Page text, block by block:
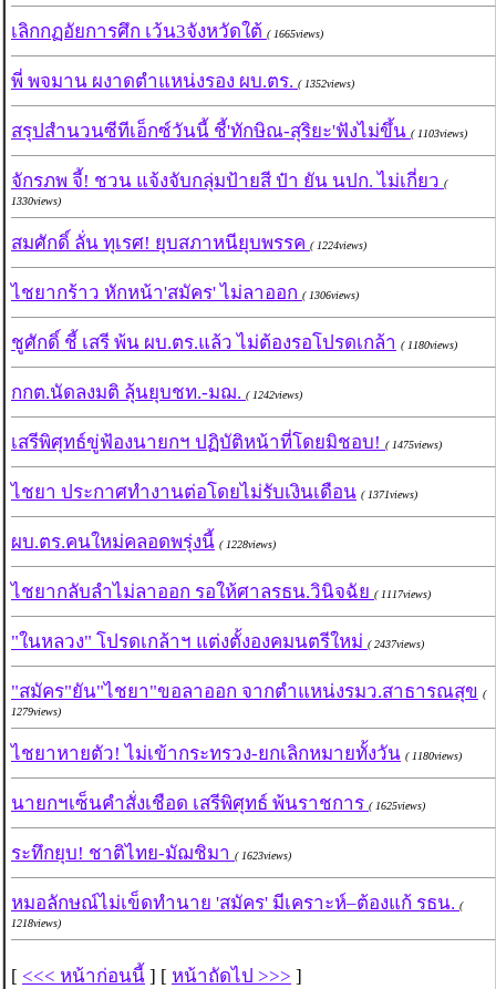
เลิกกฏอัยการศึก เว้น3จังหวัดใต้ ( 1665views)
พี่ พจมาน ผงาดตำแหน่งรอง ผบ.ตร. ( 1352views)
สรุปสำนวนซีทีเอ็กซ์วันนี้ ชี้'ทักษิณ-สุริยะ'ฟังไม่ขึ้น ( 1103views)
จักรภพ จี้! ชวน แจ้งจับกลุ่มป้ายสี ป๋า ยัน นปก. ไม่เกี่ยว (
1330views)
สมศักดิ์ ลั่น ทุเรศ! ยุบสภาหนียุบพรรค ( 1224views)
ไชยากร้าว หักหน้า'สมัคร' ไม่ลาออก ( 1306views)
ชูศักดิ์ ชี้ เสรี พ้น ผบ.ตร.แล้ว ไม่ต้องรอโปรดเกล้า ( 1180views)
กกต.นัดลงมติ ลุ้นยุบชท.-มฌ. ( 1242views)
เสรีพิศุทธ์ขู่ฟ้องนายกฯ ปฏิบัติหน้าที่โดยมิชอบ! ( 1475views)
ไชยา ประกาศทำงานต่อโดยไม่รับเงินเดือน ( 1371views)
ผบ.ตร.คนใหม่คลอดพรุ่งนี้ ( 1228views)
ไชยากลับลำไม่ลาออก รอให้ศาลรธน.วินิจฉัย ( 1117views)
"ในหลวง" โปรดเกล้าฯ แต่งตั้งองคมนตรีใหม่ ( 2437views)
"สมัคร"ยัน"ไชยา"ขอลาออก จากตำแหน่งรมว.สาธารณสุข (
1279views)
ไชยาหายตัว! ไม่เข้ากระทรวง-ยกเลิกหมายทั้งวัน ( 1180views)
นายกฯเซ็นคำสั่งเชือด เสรีพิศุทธ์ พ้นราชการ ( 1625views)
ระทึกยุบ! ชาติไทย-มัฌชิมา ( 1623views)
หมอลักษณ์ไม่เข็ดทำนาย 'สมัคร' มีเคราะห์–ต้องแก้ รธน. (
1218views)
[ <<< หน้าก่อนนี้ ] [ หน้าถัดไป >>> ]